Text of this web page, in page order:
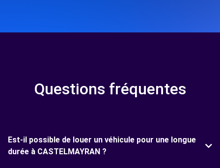
Questions fréquentes
Est-il possible de louer un véhicule pour une longue
durée à CASTELMAYRAN ?